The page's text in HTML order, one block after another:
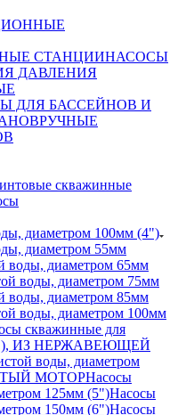
СТАНЦИИНАСОСЫ
ДАВЛЕНИЯ
ДЛЯ БАССЕЙНОВ И
РУЧНЫЕ
скважинные
диаметром 100мм (4")
диаметром 55мм
воды, диаметром 65мм
воды, диаметром 75мм
воды, диаметром 85мм
воды, диаметром 100мм
скважинные для
(4"), ИЗ НЕРЖАВЕЮЩЕЙ
воды, диаметром
МОТОРНасосы
125мм (5")Насосы
150мм (6")Насосы